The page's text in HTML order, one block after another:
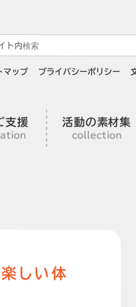
マップ プライバシーポリシー
支援 活動の素材集
collection
しい体